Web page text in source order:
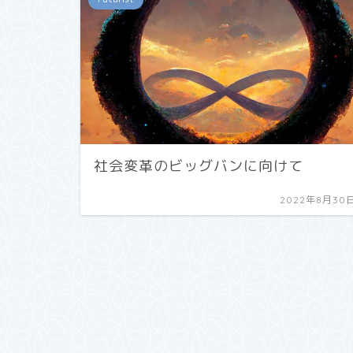
社会変革のビッグバンに向けて
2022年8月30